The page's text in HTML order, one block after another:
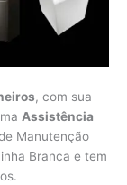
, com sua
Assistência
Manutenção
Branca e tem